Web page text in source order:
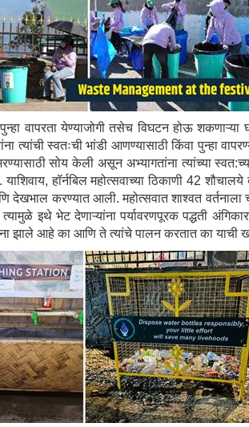
वापरता येण्याजोगी तसेच विघटन होऊ
स्वतःची भांडी आणण्यासाठी किंवा पुन्हा
सोय केली असून अभ्यागतांना त्यांच्या
हॉर्नबिल महोत्सवाच्या ठिकाणी 42
देखभाल करण्यात आली. महोत्सवात शाश्वत वर्तनाला
इथे भेट देणाऱ्यांना पर्यावरणपूरक पद्धती
झाले आहे का आणि ते त्यांचे पालन करतात का